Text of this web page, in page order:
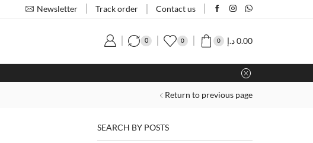
Newsletter Track order Contact us
0 0 0 0.00د.إ
Return to previous page
SEARCH BY POSTS